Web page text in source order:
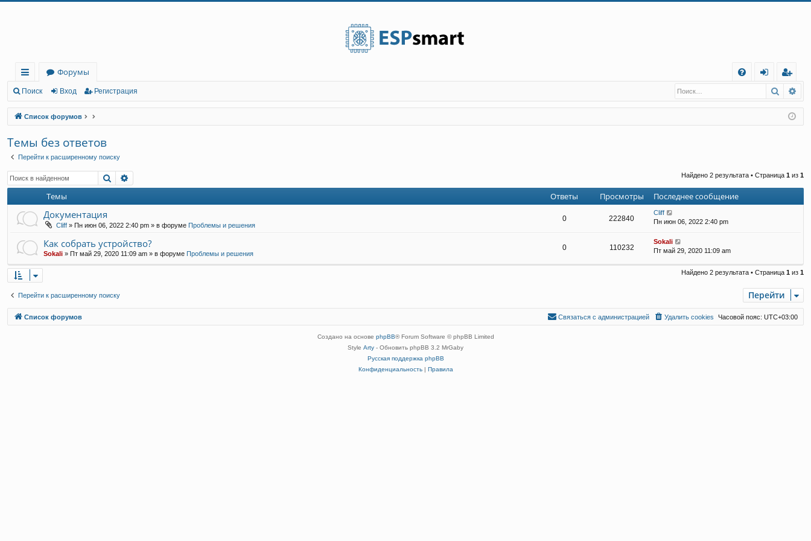
с
ы
лк
и
Форумы
Q
д
г
ис
тр
Поиск Вход Регистрация Поиск
Список форумов
Темы без ответов
Перейти к расширенному поиску
Поиск Найдено 2 результата • Страница 1 из 1
Темы Ответы Просмотры Последнее сообщение
Документация
Cliff » Пн июн 06, 2022 2:40 pm » в форуме Проблемы и решения
0 222840
Cliff
Пн июн 06, 2022 2:40 pm
Как собрать устройство?
Sokali » Пт май 29, 2020 11:09 am » в форуме Проблемы и решения
0 110232
Sokali
Пт май 29, 2020 11:09 am
Найдено 2 результата • Страница 1 из 1
Перейти к расширенному поиску Перейти
Список форумов Часовой пояс: UTC+03:00
Удалить cookies
Связаться с
Связаться с администрацией
Создано на основе phpBB® Forum Software © phpBB Limited
Style Arty - Обновить phpBB 3.2 MrGaby
Русская поддержка phpBB
Конфиденциальность| Правила